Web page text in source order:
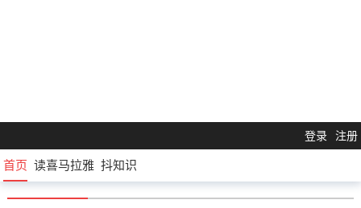
登录 注册
首页 读喜马拉雅 抖知识